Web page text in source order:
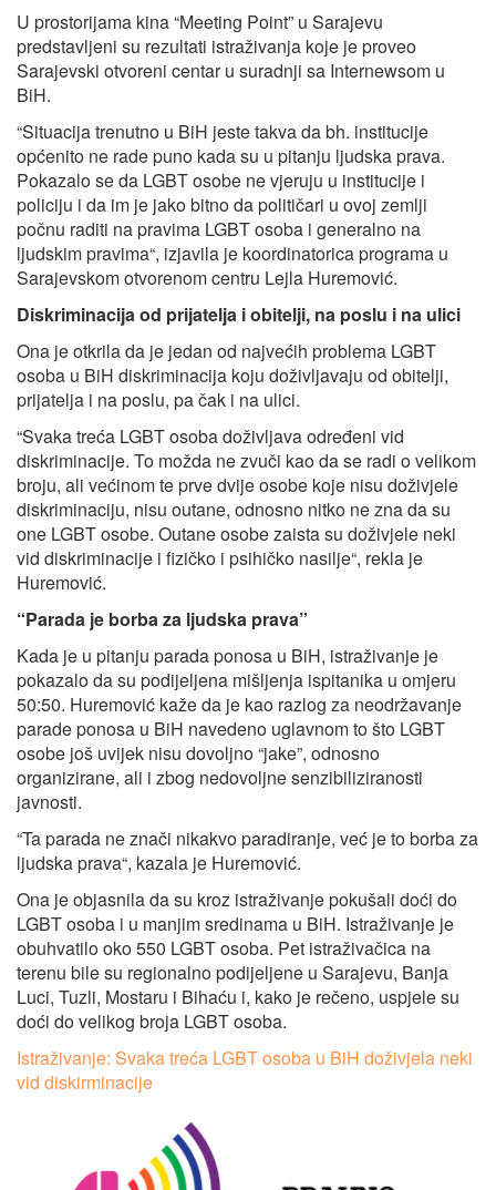
U prostorijama kina “Meeting Point” u Sarajevu
predstavljeni su rezultati istraživanja koje je proveo
Sarajevski otvoreni centar u suradnji sa Internewsom u
BiH.
“Situacija trenutno u BiH jeste takva da bh. institucije
općenito ne rade puno kada su u pitanju ljudska prava.
Pokazalo se da LGBT osobe ne vjeruju u institucije i
policiju i da im je jako bitno da političari u ovoj zemlji
počnu raditi na pravima LGBT osoba i generalno na
ljudskim pravima“, izjavila je koordinatorica programa u
Sarajevskom otvorenom centru Lejla Huremović.
Diskriminacija od prijatelja i obitelji, na poslu i na ulici
Ona je otkrila da je jedan od najvećih problema LGBT
osoba u BiH diskriminacija koju doživljavaju od obitelji,
prijatelja i na poslu, pa čak i na ulici.
“Svaka treća LGBT osoba doživljava određeni vid
diskriminacije. To možda ne zvuči kao da se radi o velikom
broju, ali većinom te prve dvije osobe koje nisu doživjele
diskriminaciju, nisu outane, odnosno nitko ne zna da su
one LGBT osobe. Outane osobe zaista su doživjele neki
vid diskriminacije i fizičko i psihičko nasilje“, rekla je
Huremović.
“Parada je borba za ljudska prava”
Kada je u pitanju parada ponosa u BiH, istraživanje je
pokazalo da su podijeljena mišljenja ispitanika u omjeru
50:50. Huremović kaže da je kao razlog za neodržavanje
parade ponosa u BiH navedeno uglavnom to što LGBT
osobe još uvijek nisu dovoljno “jake”, odnosno
organizirane, ali i zbog nedovoljne senzibiliziranosti
javnosti.
“Ta parada ne znači nikakvo paradiranje, već je to borba za
ljudska prava“, kazala je Huremović.
Ona je objasnila da su kroz istraživanje pokušali doći do
LGBT osoba i u manjim sredinama u BiH. Istraživanje je
obuhvatilo oko 550 LGBT osoba. Pet istraživačica na
terenu bile su regionalno podijeljene u Sarajevu, Banja
Luci, Tuzli, Mostaru i Bihaću i, kako je rečeno, uspjele su
doći do velikog broja LGBT osoba.
Istraživanje: Svaka treća LGBT osoba u BiH doživjela neki
vid diskirminacije